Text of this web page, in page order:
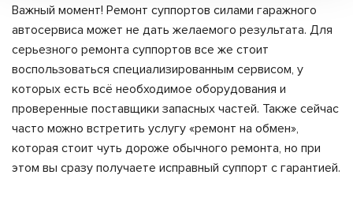
Важный момент! Ремонт суппортов силами гаражного
автосервиса может не дать желаемого результата. Для
серьезного ремонта суппортов все же стоит
воспользоваться специализированным сервисом, у
которых есть всё необходимое оборудования и
проверенные поставщики запасных частей. Также сейчас
часто можно встретить услугу «ремонт на обмен»,
которая стоит чуть дороже обычного ремонта, но при
этом вы сразу получаете исправный суппорт с гарантией.